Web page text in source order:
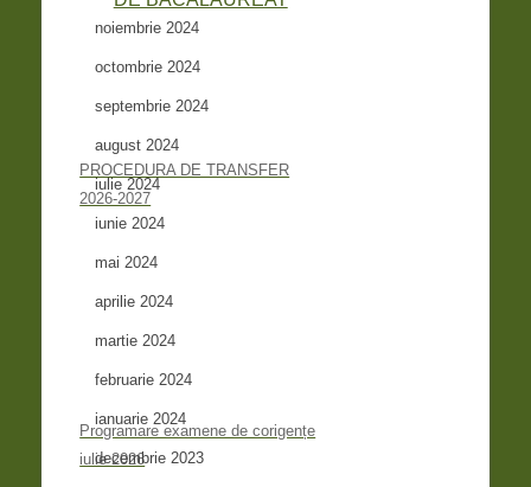
PROCEDURA DE TRANSFER
2026-2027
Programare examene de corigențe
iulie 2026
noiembrie 2024
octombrie 2024
septembrie 2024
august 2024
iulie 2024
iunie 2024
mai 2024
aprilie 2024
martie 2024
februarie 2024
ianuarie 2024
decembrie 2023